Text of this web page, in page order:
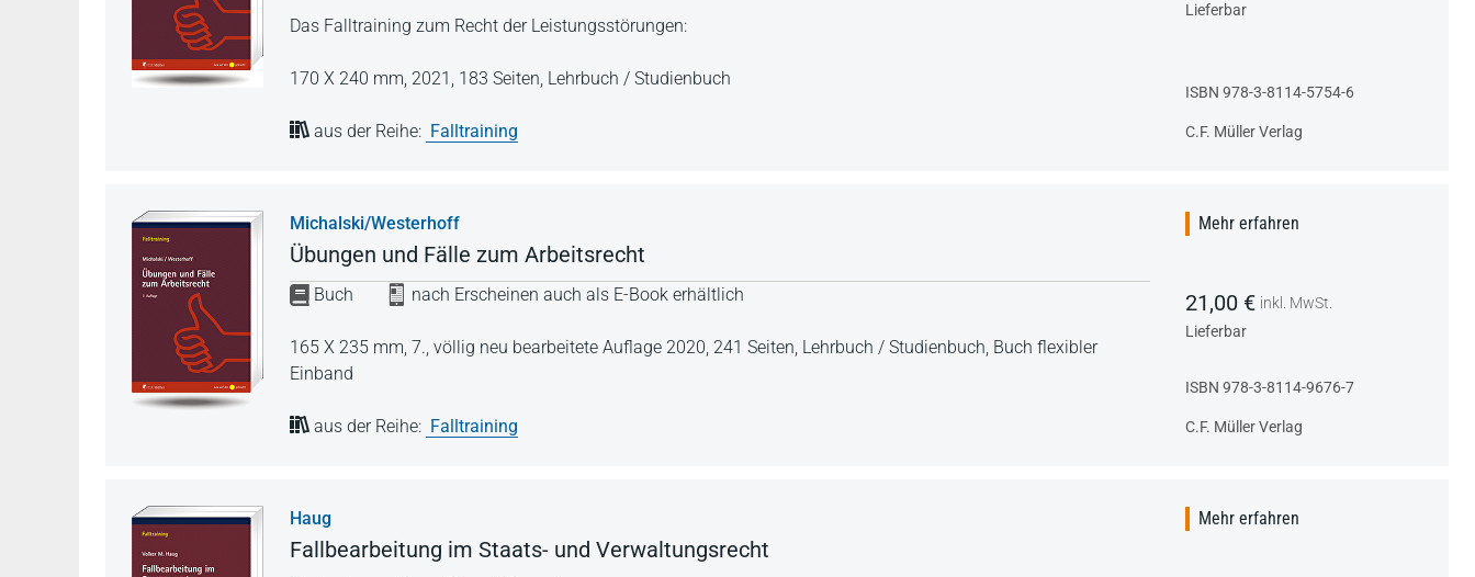
Das Falltraining zum Recht der Leistungsstörungen:
170 X 240 mm, 2021, 183 Seiten, Lehrbuch / Studienbuch
aus der Reihe: Falltraining
Lieferbar
ISBN 978-3-8114-5754-6
C.F. Müller Verlag
Michalski/Westerhoff
Übungen und Fälle zum Arbeitsrecht
Buch nach Erscheinen auch als E-Book erhältlich
165 X 235 mm, 7., völlig neu bearbeitete Auflage 2020, 241 Seiten, Lehrbuch / Studienbuch, Buch flexibler
Einband
aus der Reihe: Falltraining
Mehr erfahren
21,00 € inkl. MwSt.
Lieferbar
ISBN 978-3-8114-9676-7
C.F. Müller Verlag
Haug
Fallbearbeitung im Staats- und Verwaltungsrecht
Mehr erfahren